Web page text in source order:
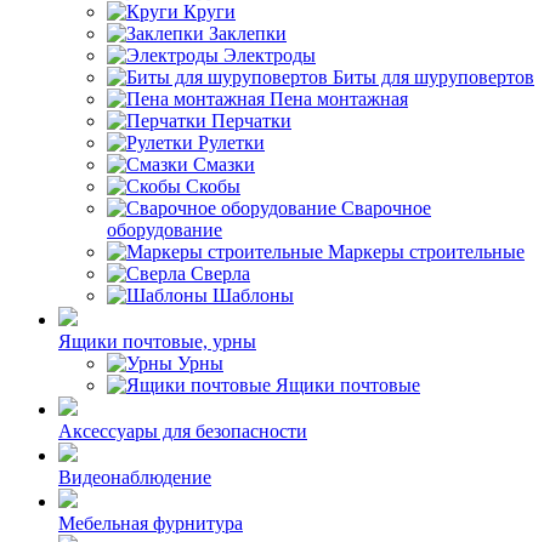
Круги
Заклепки
Электроды
Биты для шуруповертов
Пена монтажная
Перчатки
Рулетки
Смазки
Скобы
Сварочное
оборудование
Маркеры строительные
Сверла
Шаблоны
Ящики почтовые, урны
Урны
Ящики почтовые
Аксессуары для безопасности
Видеонаблюдение
Мебельная фурнитура